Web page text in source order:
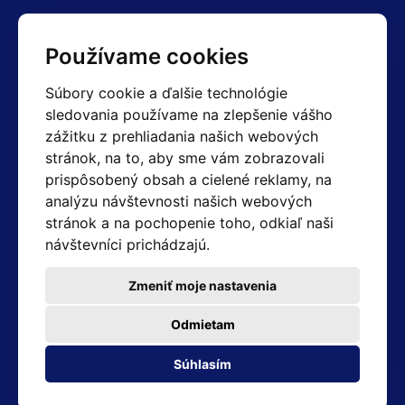
Používame cookies
Súbory cookie a ďalšie technológie
sledovania používame na zlepšenie vášho
zážitku z prehliadania našich webových
stránok, na to, aby sme vám zobrazovali
prispôsobený obsah a cielené reklamy, na
analýzu návštevnosti našich webových
stránok a na pochopenie toho, odkiaľ naši
návštevníci prichádzajú.
Súhlasím
Odmietam
Zmeniť moje nastavenia
Kontakty
+420 603 357 606 +420 605 234 204
info@hotair.cz
Fakturačné a expedičné oddelenie
+420 605 259 759 (Po–Pia: 7:30 – 15:00)
Technické oddelenie
+420 603 355 085 (Po–Pia: 8:00 – 16:00)
servis@hotair.cz
Výdaj tovaru (Ostrava): Po-Pia: 8:00 - 16:00
Platba len v hotovosti
Adresa predajne